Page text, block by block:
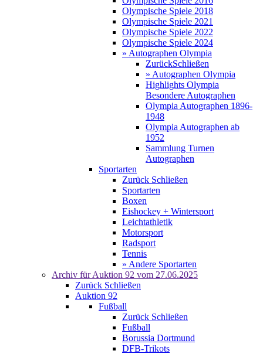
Olympische Spiele 2018
Olympische Spiele 2021
Olympische Spiele 2022
Olympische Spiele 2024
» Autographen Olympia
ZurückSchließen
» Autographen Olympia
Highlights Olympia
Besondere Autographen
Olympia Autographen 1896-
1948
Olympia Autographen ab
1952
Sammlung Turnen
Autographen
Sportarten
Zurück Schließen
Sportarten
Boxen
Eishockey + Wintersport
Leichtathletik
Motorsport
Radsport
Tennis
» Andere Sportarten
Archiv für Auktion 92 vom 27.06.2025
Zurück Schließen
Auktion 92
Fußball
Zurück Schließen
Fußball
Borussia Dortmund
DFB-Trikots